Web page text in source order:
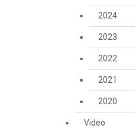
2024
2023
2022
2021
2020
Video